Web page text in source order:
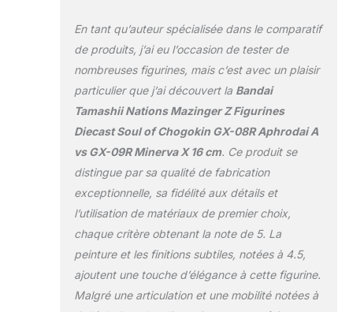
En tant qu’auteur spécialisée dans le comparatif
de produits, j’ai eu l’occasion de tester de
nombreuses figurines, mais c’est avec un plaisir
particulier que j’ai découvert la Bandai
Tamashii Nations Mazinger Z Figurines
Diecast Soul of Chogokin GX-08R Aphrodai A
vs GX-09R Minerva X 16 cm. Ce produit se
distingue par sa qualité de fabrication
exceptionnelle, sa fidélité aux détails et
l’utilisation de matériaux de premier choix,
chaque critère obtenant la note de 5. La
peinture et les finitions subtiles, notées à 4.5,
ajoutent une touche d’élégance à cette figurine.
Malgré une articulation et une mobilité notées à